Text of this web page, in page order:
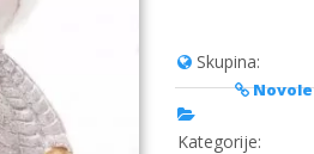
Skupina:
Kategorije: